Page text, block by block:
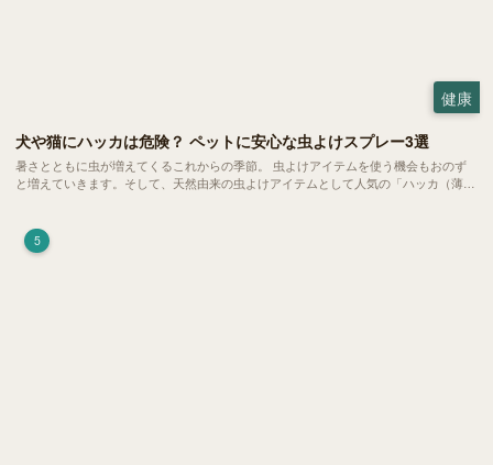
健康
犬や猫にハッカは危険？ ペットに安心な虫よけスプレー3選
暑さとともに虫が増えてくるこれからの季節。 虫よけアイテムを使う機会もおのず
と増えていきます。そして、天然由来の虫よけアイテムとして人気の「ハッカ（薄
5